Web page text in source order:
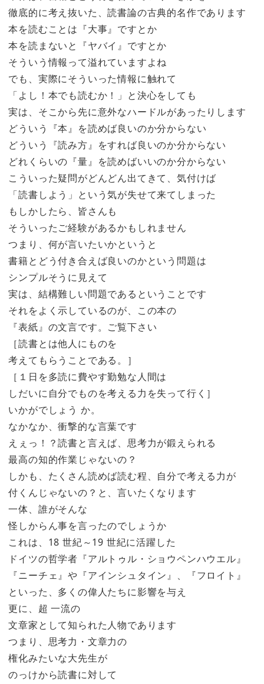
徹底的に考え抜いた、読書論の古典的名作であります
本を読むことは『大事』ですとか
本を読まないと『ヤバイ』ですとか
そういう情報って溢れていますよね
でも、実際にそういった情報に触れて
「よし！本でも読むか！」と決心をしても
実は、そこから先に意外なハードルがあったりします
どういう『本』を読めば良いのか分からない
どういう『読み方』をすれば良いのか分からない
どれくらいの『量』を読めばいいのか分からない
こういった疑問がどんどん出てきて、気付けば
「読書しよう」という気が失せて来てしまった
もしかしたら、皆さんも
そういったご経験があるかもしれません
つまり、何が言いたいかというと
書籍とどう付き合えば良いのかという問題は
シンプルそうに見えて
実は、結構難しい問題であるということです
それをよく示しているのが、この本の
『表紙』の文言です。ご覧下さい
［読書とは他人にものを
考えてもらうことである。］
［１日を多読に費やす勤勉な人間は
しだいに自分でものを考える力を失って行く］
いかがでしょう か。
なかなか、衝撃的な言葉です
えぇっ！？読書と言えば、思考力が鍛えられる
最高の知的作業じゃないの？
しかも、たくさん読めば読む程、自分で考える力が
付くんじゃないの？と、言いたくなります
一体、誰がそんな
怪しからん事を言ったのでしょうか
これは、18 世紀～19 世紀に活躍した
ドイツの哲学者『アルトゥル・ショウペンハウエル』
『ニーチェ』や『アインシュタイン』、『フロイト』
といった、多くの偉人たちに影響を与え
更に、超 一流の
文章家として知られた人物であります
つまり、思考力・文章力の
権化みたいな大先生が
のっけから読書に対して